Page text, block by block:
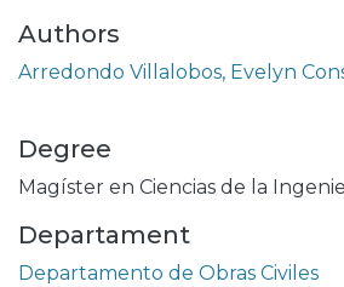
Authors
Arredondo Villalobos, Evelyn
Degree
Magíster en Ciencias de la
Departament
Departamento de Obras Civiles